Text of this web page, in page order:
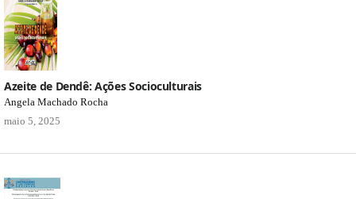
Azeite de Dendê: Ações Socioculturais
Angela Machado Rocha
maio 5, 2025